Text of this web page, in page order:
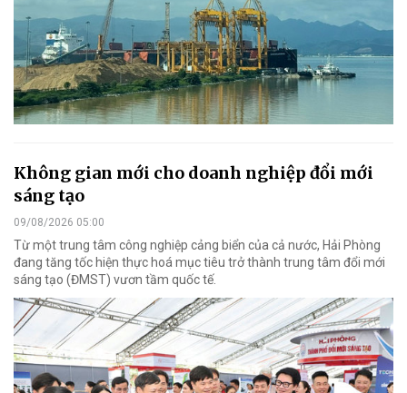
Không gian mới cho doanh nghiệp đổi mới
sáng tạo
09/08/2026 05:00
Từ một trung tâm công nghiệp cảng biển của cả nước, Hải Phòng
đang tăng tốc hiện thực hoá mục tiêu trở thành trung tâm đổi mới
sáng tạo (ĐMST) vươn tầm quốc tế.